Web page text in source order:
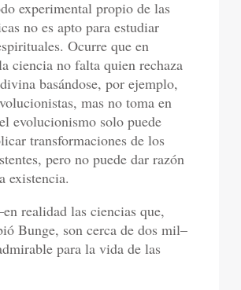
experimental propio de las
no es apto para estudiar
Ocurre que en
ciencia no falta quien rechaza
basándose, por ejemplo,
mas no toma en
evolucionismo solo puede
transformaciones de los
pero no puede dar razón
existencia.
realidad las ciencias que,
Bunge, son cerca de dos mil–
para la vida de las